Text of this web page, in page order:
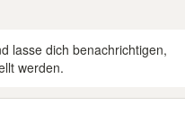
lasse dich benachrichtigen,
werden.